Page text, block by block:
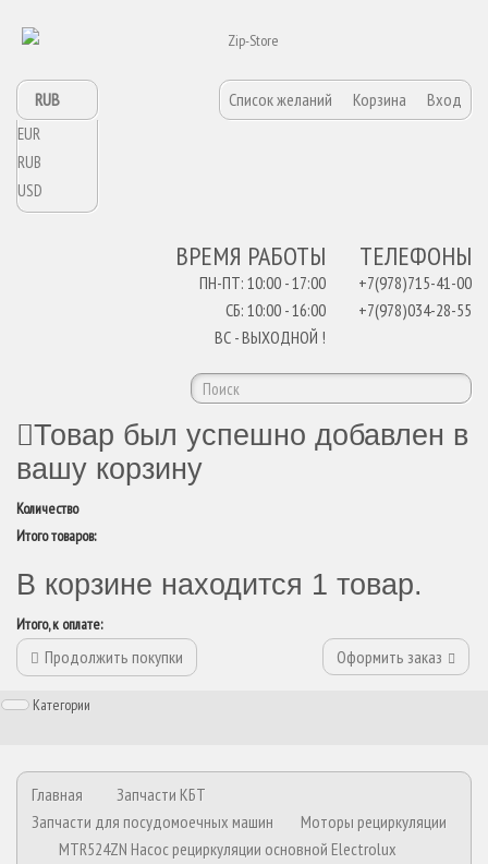
Список желаний Корзина Вход
RUB
EUR
RUB
USD
ТЕЛЕФОНЫ
+7(978)715-41-00
+7(978)034-28-55
ВРЕМЯ РАБОТЫ
ПН-ПТ: 10:00 - 17:00
СБ: 10:00 - 16:00
ВС - ВЫХОДНОЙ !
Товар был успешно добавлен в
вашу корзину
Количество
Итого товаров:
В корзине находится 1 товар.
Итого, к оплате:
Продолжить покупки Оформить заказ
Категории
Главная
Запчасти КБТ
Запчасти для посудомоечных машин
Моторы рециркуляции
MTR524ZN Насос рециркуляции основной Electrolux